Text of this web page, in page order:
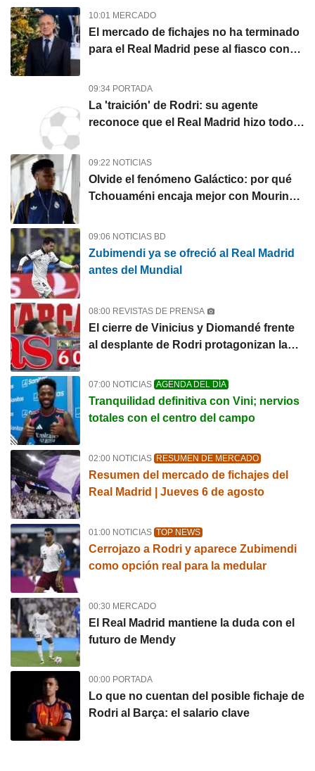
10:01 MERCADO
El mercado de fichajes no ha terminado
para el Real Madrid pese al fiasco con
09:34 PORTADA
La 'traición' de Rodri: su agente
reconoce que el Real Madrid hizo todo
09:22 NOTICIAS
Olvide el fenómeno Galáctico: por qué
Tchouaméni encaja mejor con Mourinho
09:06 NOTICIAS BD
Zubimendi ya se ofreció al Real Madrid
antes del Mundial
08:00 REVISTAS DE PRENSA
El cierre de Vinicius y Diomandé frente
al desplante de Rodri protagonizan las
07:00 NOTICIAS AGENDA DEL DÍA
Tranquilidad definitiva con Vini; nervios
totales con el centro del campo
02:00 NOTICIAS RESUMEN DE MERCADO
Resumen del mercado de fichajes del
Real Madrid | Jueves 6 de agosto
01:00 NOTICIAS TOP NEWS
Cerrojazo a Rodri y aparece Zubimendi
como opción real para la medular
00:30 MERCADO
El Real Madrid mantiene la duda con el
futuro de Mendy
00:00 PORTADA
Lo que no cuentan del posible fichaje de
Rodri al Barça: el salario clave